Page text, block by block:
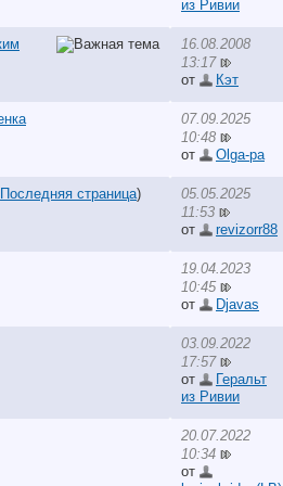
из Ривии
16.08.2008
13:17
от
Кэт
07.09.2025
10:48
от
Olga-pa
Последняя страница)
05.05.2025
11:53
от
revizorr88
19.04.2023
10:45
от
Djavas
03.09.2022
17:57
от
Геральт
из Ривии
20.07.2022
10:34
от